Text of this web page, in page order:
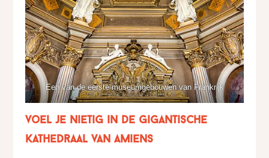
Een van de eerste museumgebouwen van Frankrijk
voel je nietig in de gigantische
kathedraal van amiens